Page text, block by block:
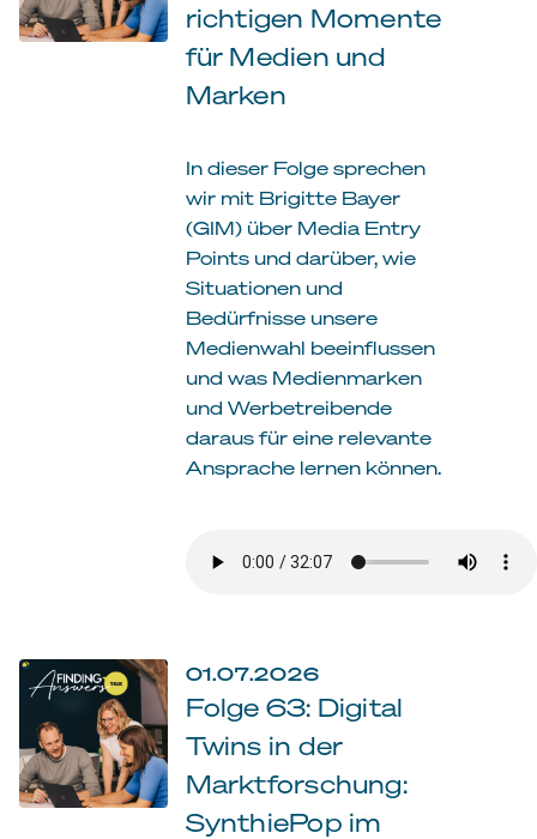
richtigen Momente
für Medien und
Marken
In dieser Folge sprechen
wir mit Brigitte Bayer
(GIM) über Media Entry
Points und darüber, wie
Situationen und
Bedürfnisse unsere
Medienwahl beeinflussen
und was Medienmarken
und Werbetreibende
daraus für eine relevante
Ansprache lernen können.
01.07.2026
Folge 63: Digital
Twins in der
Marktforschung:
SynthiePop im